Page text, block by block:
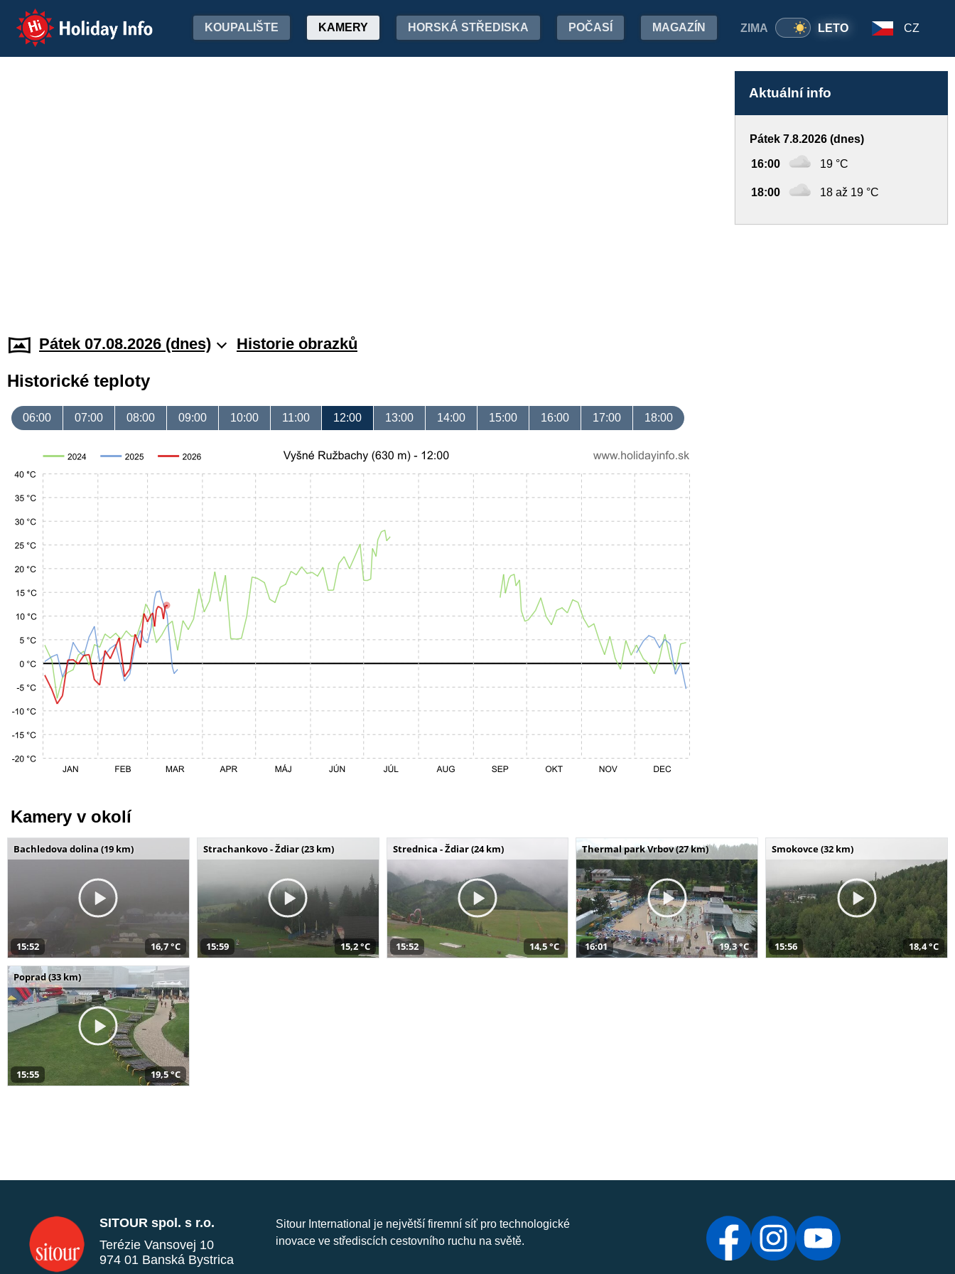
Holiday Info ZIMA LETO
KOUPALIŠTE KAMERY HORSKÁ STŘEDISKA POČASÍ MAGAZÍN CZ
Aktuální info
Pátek 7.8.2026 (dnes)
16:00 19 °C
18:00 18 až 19 °C
Pátek 07.08.2026 (dnes) Historie obrazků
Historické teploty
06:00 07:00 08:00 09:00 10:00 11:00 12:00 13:00 14:00 15:00 16:00 17:00 18:00
Kamery v okolí
Bachledova dolina (19 km)
15:52 16,7 °C
Strachankovo - Ždiar (23 km)
15:59 15,2 °C
Strednica - Ždiar (24 km)
15:52 14,5 °C
Thermal park Vrbov (27 km)
16:01 19,3 °C
Smokovce (32 km)
15:56 18,4 °C
Poprad (33 km)
15:55 19,5 °C
SITOUR spol. s r.o.
Terézie Vansovej 10
974 01 Banská Bystrica
Sitour International je největší firemní síť pro technologické
inovace ve střediscích cestovního ruchu na světě.